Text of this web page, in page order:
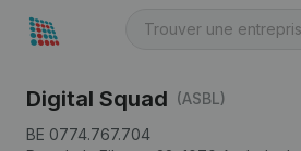
Digital Squad (ASBL)
BE 0774.767.704